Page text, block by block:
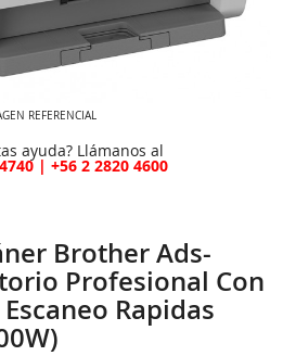
REFERENCIAL
ayuda? Llámanos al
| +56 2 2820 4600
Brother Ads-
Profesional Con
Rapidas